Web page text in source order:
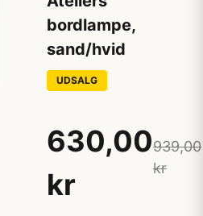
bordlampe,
sand/hvid
UDSALG
630,00
kr
939,00
kr